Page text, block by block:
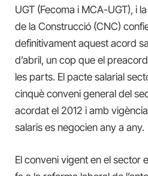
UGT (Fecoma i MCA-UGT), i
de la Construcció (CNC)
definitivament aquest acord
d’abril, un cop que el
les parts. El pacte salarial
cinquè conveni general del
acordat el 2012 i amb
salaris es negocien any a any.
El conveni vigent en el sector